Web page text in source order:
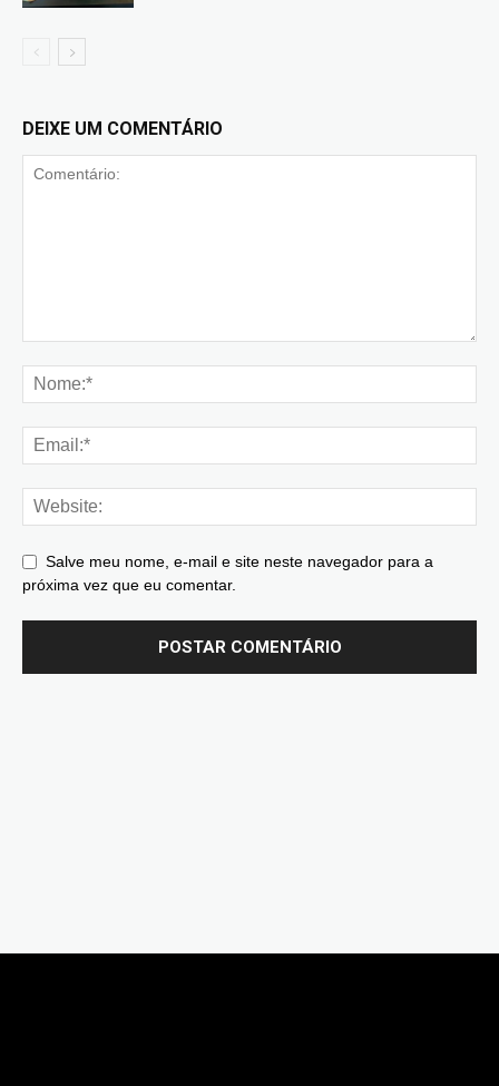
DEIXE UM COMENTÁRIO
Salve meu nome, e-mail e site neste navegador para a
próxima vez que eu comentar.